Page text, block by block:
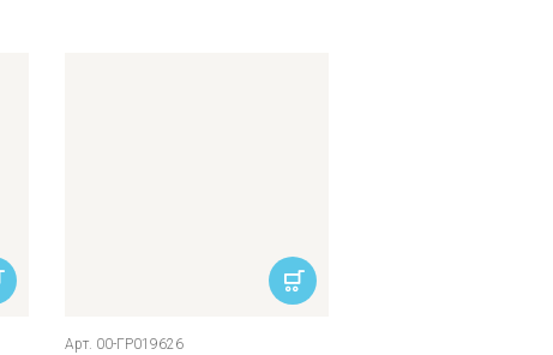
Арт. 00-ГР019626